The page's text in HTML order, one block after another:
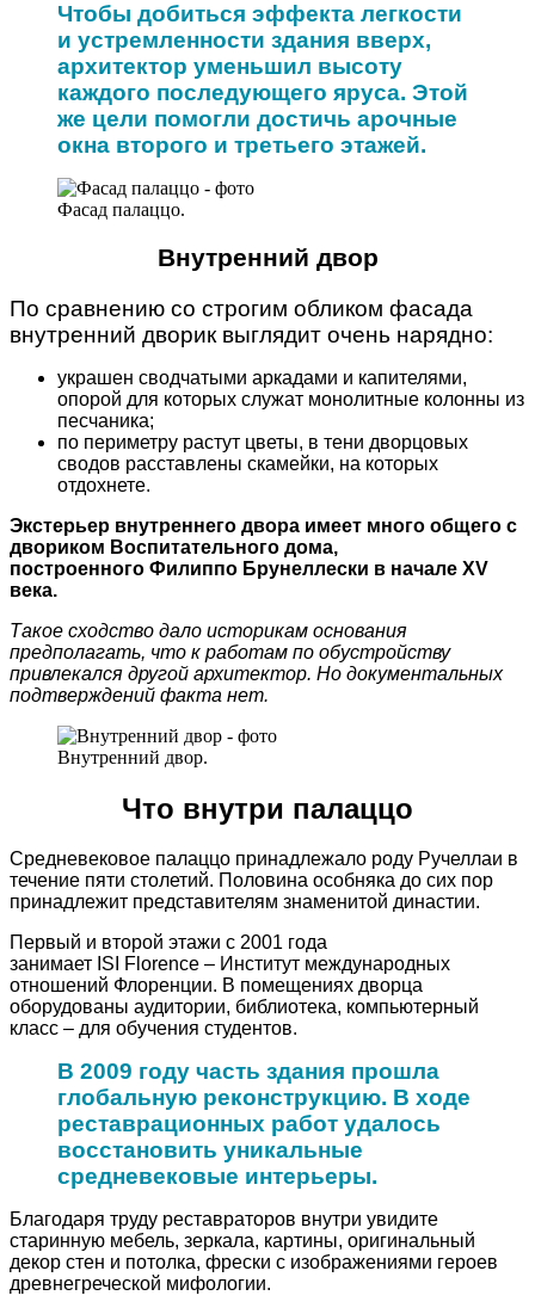
Чтобы добиться эффекта легкости
и устремленности здания вверх,
архитектор уменьшил высоту
каждого последующего яруса. Этой
же цели помогли достичь арочные
окна второго и третьего этажей.
Фасад палаццо.
Внутренний двор
По сравнению со строгим обликом фасада
внутренний дворик выглядит очень нарядно:
украшен сводчатыми аркадами и капителями,
опорой для которых служат монолитные колонны из
песчаника;
по периметру растут цветы, в тени дворцовых
сводов расставлены скамейки, на которых
отдохнете.
Экстерьер внутреннего двора имеет много общего с
двориком Воспитательного дома,
построенного Филиппо Брунеллески в начале XV
века.
Такое сходство дало историкам основания
предполагать, что к работам по обустройству
привлекался другой архитектор. Но документальных
подтверждений факта нет.
Внутренний двор.
Что внутри палаццо
Средневековое палаццо принадлежало роду Ручеллаи в
течение пяти столетий. Половина особняка до сих пор
принадлежит представителям знаменитой династии.
Первый и второй этажи с 2001 года
занимает ISI Florence – Институт международных
отношений Флоренции. В помещениях дворца
оборудованы аудитории, библиотека, компьютерный
класс – для обучения студентов.
В 2009 году часть здания прошла
глобальную реконструкцию. В ходе
реставрационных работ удалось
восстановить уникальные
средневековые интерьеры.
Благодаря труду реставраторов внутри увидите
старинную мебель, зеркала, картины, оригинальный
декор стен и потолка, фрески с изображениями героев
древнегреческой мифологии.